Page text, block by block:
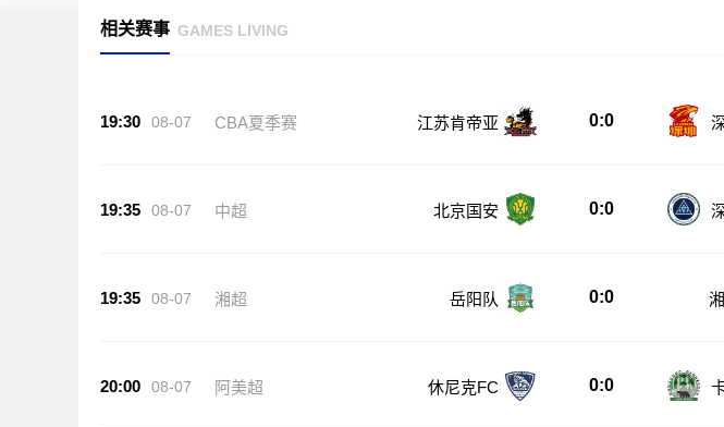
相关赛事 GAMES LIVING
19:30 08-07 CBA夏季赛 江苏肯帝亚 0:0
19:35 08-07 中超 北京国安 0:0
19:35 08-07 湘超 岳阳队 0:0
20:00 08-07 阿美超 休尼克FC 0:0